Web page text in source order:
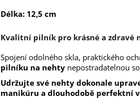
Délka: 12,5 cm
Kvalitní pilník pro krásné a zdravé
Spojení odolného skla, praktického
pilníku na nehty nepostradatelnou
Udržujte své nehty dokonale
manikúru a dlouhodobě perfektní